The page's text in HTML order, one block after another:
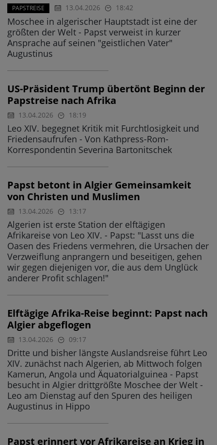
PAPSTREISE 13.04.2026 18:42
Moschee in algerischer Hauptstadt ist eine der
größten der Welt - Papst verweist in kurzer
Ansprache auf seinen "geistlichen Vater"
Augustinus
US-Präsident Trump übertönt Beginn der
Papstreise nach Afrika
13.04.2026 18:19
Leo XIV. begegnet Kritik mit Furchtlosigkeit und
Friedensaufrufen - Von Kathpress-Rom-
Korrespondentin Severina Bartonitschek
Papst betont in Algier Gemeinsamkeit
von Christen und Muslimen
13.04.2026 13:17
Algerien ist erste Station der elftägigen
Afrikareise von Leo XIV. - Papst: "Lasst uns die
Oasen des Friedens vermehren, die Ursachen der
Verzweiflung anprangern und beseitigen, gehen
wir gegen diejenigen vor, die aus dem Unglück
anderer Profit schlagen!"
Elftägige Afrika-Reise beginnt: Papst nach
Algier abgeflogen
13.04.2026 09:17
Dritte und bisher längste Auslandsreise führt Leo
XIV. zunächst nach Algerien, ab Mittwoch folgen
Kamerun, Angola und Äquatorialguinea - Papst
besucht in Algier drittgrößte Moschee der Welt -
Leo am Dienstag auf den Spuren des heiligen
Augustinus in Hippo
Papst erinnert vor Afrikareise an Krieg in